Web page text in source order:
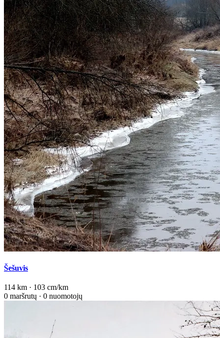
Šešuvis
114 km · 103 cm/km
0 maršrutų · 0 nuomotojų